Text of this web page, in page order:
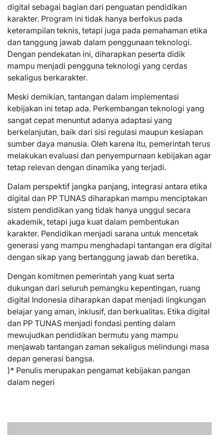
digital sebagai bagian dari penguatan pendidikan
karakter. Program ini tidak hanya berfokus pada
keterampilan teknis, tetapi juga pada pemahaman etika
dan tanggung jawab dalam penggunaan teknologi.
Dengan pendekatan ini, diharapkan peserta didik
mampu menjadi pengguna teknologi yang cerdas
sekaligus berkarakter.
Meski demikian, tantangan dalam implementasi
kebijakan ini tetap ada. Perkembangan teknologi yang
sangat cepat menuntut adanya adaptasi yang
berkelanjutan, baik dari sisi regulasi maupun kesiapan
sumber daya manusia. Oleh karena itu, pemerintah terus
melakukan evaluasi dan penyempurnaan kebijakan agar
tetap relevan dengan dinamika yang terjadi.
Dalam perspektif jangka panjang, integrasi antara etika
digital dan PP TUNAS diharapkan mampu menciptakan
sistem pendidikan yang tidak hanya unggul secara
akademik, tetapi juga kuat dalam pembentukan
karakter. Pendidikan menjadi sarana untuk mencetak
generasi yang mampu menghadapi tantangan era digital
dengan sikap yang bertanggung jawab dan beretika.
Dengan komitmen pemerintah yang kuat serta
dukungan dari seluruh pemangku kepentingan, ruang
digital Indonesia diharapkan dapat menjadi lingkungan
belajar yang aman, inklusif, dan berkualitas. Etika digital
dan PP TUNAS menjadi fondasi penting dalam
mewujudkan pendidikan bermutu yang mampu
menjawab tantangan zaman sekaligus melindungi masa
depan generasi bangsa.
)* Penulis merupakan pengamat kebijakan pangan
dalam negeri